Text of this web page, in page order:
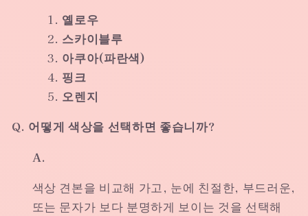
옐로우
스카이블루
아쿠아(파란색)
핑크
오렌지
Q. 어떻게 색상을 선택하면 좋습니까?
A.
색상 견본을 비교해 가고, 눈에 친절한, 부드러운,
또는 문자가 보다 분명하게 보이는 것을 선택해